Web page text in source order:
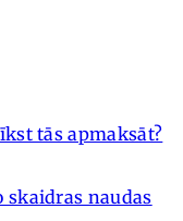
tās apmaksāt?
naudas